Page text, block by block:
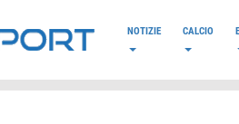
NOTIZIE CALCIO